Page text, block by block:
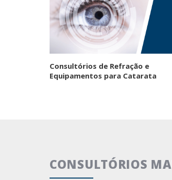
Consultórios de Refração e
Equipamentos para Catarata
CONSULTÓRIOS